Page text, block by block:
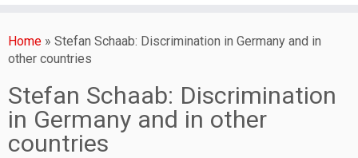
Home » Stefan Schaab: Discrimination in Germany and in
other countries
Stefan Schaab: Discrimination
in Germany and in other
countries